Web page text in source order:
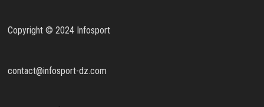
Copyright © 2024 Infosport
contact@infosport-dz.com